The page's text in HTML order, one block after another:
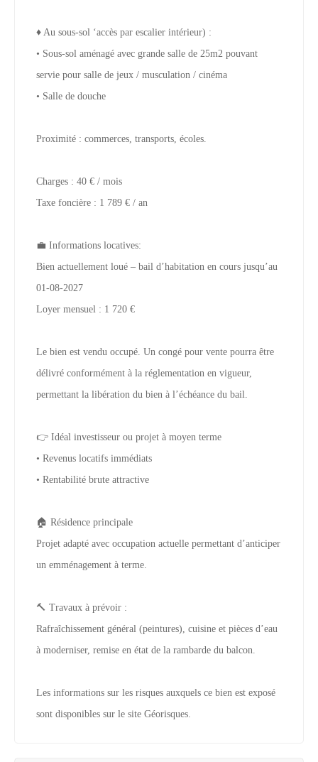
♦ Au sous-sol ‘accès par escalier intérieur) :
• Sous-sol aménagé avec grande salle de 25m2 pouvant
servie pour salle de jeux / musculation / cinéma
• Salle de douche
Proximité : commerces, transports, écoles.
Charges : 40 € / mois
Taxe foncière : 1 789 € / an
💼 Informations locatives:
Bien actuellement loué – bail d’habitation en cours jusqu’au
01-08-2027
Loyer mensuel : 1 720 €
Le bien est vendu occupé. Un congé pour vente pourra être
délivré conformément à la réglementation en vigueur,
permettant la libération du bien à l’échéance du bail.
👉 Idéal investisseur ou projet à moyen terme
• Revenus locatifs immédiats
• Rentabilité brute attractive
🏠 Résidence principale
Projet adapté avec occupation actuelle permettant d’anticiper
un emménagement à terme.
🔨 Travaux à prévoir :
Rafraîchissement général (peintures), cuisine et pièces d’eau
à moderniser, remise en état de la rambarde du balcon.
Les informations sur les risques auxquels ce bien est exposé
sont disponibles sur le site Géorisques.